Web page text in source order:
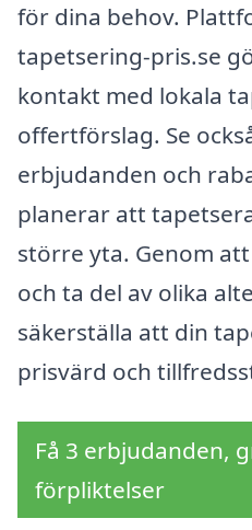
för dina behov.
tapetsering-pris.se
kontakt med lokala
offertförslag. Se
erbjudanden och
planerar att
större yta. Genom
och ta del av olika
säkerställa att din
prisvärd och
Få 3 erbjudanden,
förpliktelser